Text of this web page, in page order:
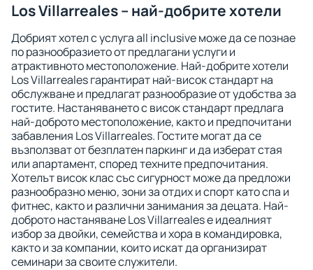
Los Villarreales – най-добрите хотели
Добрият хотел с услуга all inclusive може да се познае
по разнообразието от предлагани услуги и
атрактивното местоположение. Най-добрите хотели
Los Villarreales гарантират най-висок стандарт на
обслужване и предлагат разнообразие от удобства за
гостите. Настаняването с висок стандарт предлага
най-доброто местоположение, както и предпочитани
забавления Los Villarreales. Гостите могат да се
възползват от безплатен паркинг и да изберат стая
или апартамент, според техните предпочитания.
Хотелът висок клас със сигурност може да предложи
разнообразно меню, зони за отдих и спорт като спа и
фитнес, както и различни занимания за децата. Най-
доброто настаняване Los Villarreales е идеалният
избор за двойки, семейства и хора в командировка,
както и за компании, които искат да организират
семинари за своите служители.